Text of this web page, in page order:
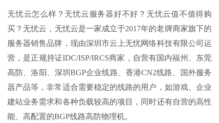
无忧云怎么样？无忧云服务器好不好？无忧云值不值得购
买？无忧云，无忧云是一家成立于2017年的老牌商家旗下的
服务器销售品牌，现由深圳市云上无忧网络科技有限公司运
营，是正规持证IDC/ISP/IRCS商家，自营有国内福州、东莞
高防、洛阳、深圳BGP企业线路、香港CN2线路、国外服务
器产品等，非常适合需要稳定的线路的用户，如游戏、企业
建站业务需求和各种负载较高的项目，同时还有自营的高性
能、高配置的BGP线路高防物理机。